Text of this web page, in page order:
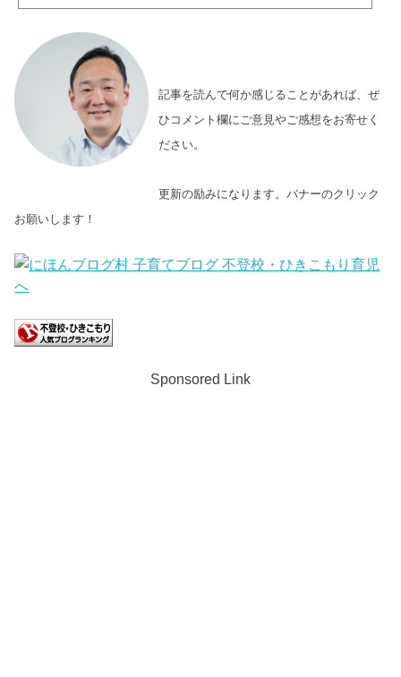
記事を読んで何か感じることがあれば、ぜ
ひコメント欄にご意見やご感想をお寄せく
ださい。
更新の励みになります。バナーのクリック
お願いします！
Sponsored Link